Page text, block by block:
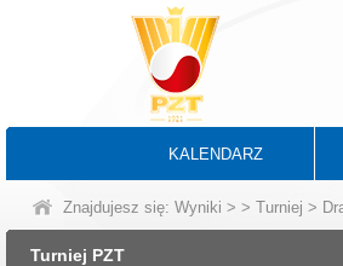
KALENDARZ
Znajdujesz się: Wyniki > > Turniej >
Turniej PZT